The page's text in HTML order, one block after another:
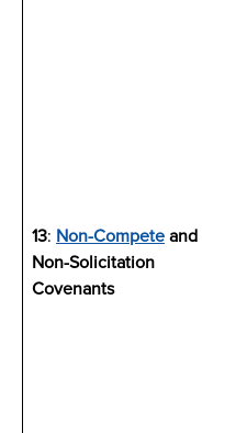
13: Non-Competeand
Non-Solicitation
Covenants